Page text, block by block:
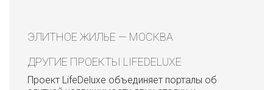
ЭЛИТНОЕ ЖИЛЬЕ — МОСКВА
ДРУГИЕ ПРОЕКТЫ LIFEDELUXE
Проект LifeDeluxe объединяет порталы об